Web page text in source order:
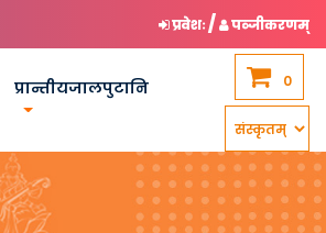
प्रवेशः/ पञ्जीकरणम्
प्रान्तीयजालपुटानि 0